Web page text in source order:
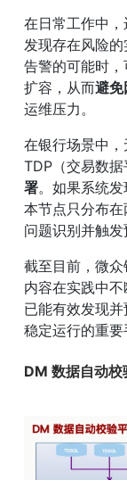
在日常工作中
发现存在风险
告警的可能时
扩容，从而避免
运维压力。
在银行场景中
TDP（交易数
署。如果系统
本节点只分布
问题识别并触发
截至目前，微
内容在实践中
已能有效发现
稳定运行的重要
DM 数据自动校